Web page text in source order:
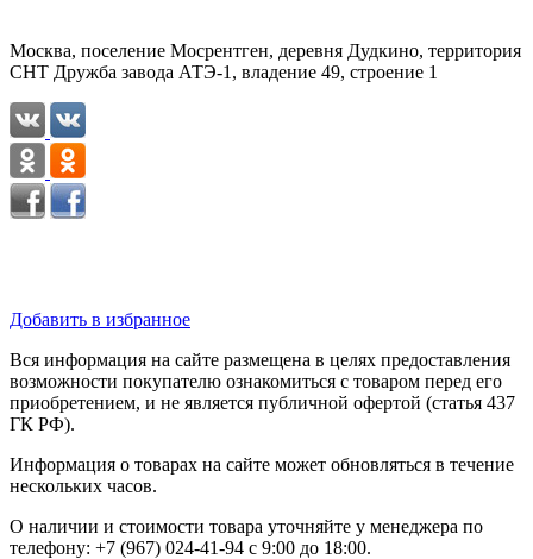
Москва, поселение Мосрентген, деревня Дудкино, территория
СНТ Дружба завода АТЭ-1, владение 49, строение 1
Добавить в избранное
Вся информация на сайте размещена в целях предоставления
возможности покупателю ознакомиться с товаром перед его
приобретением, и не является публичной офертой (статья 437
ГК РФ).
Информация о товарах на сайте может обновляться в течение
нескольких часов.
О наличии и стоимости товара уточняйте у менеджера по
телефону: +7 (967) 024-41-94 с 9:00 до 18:00.